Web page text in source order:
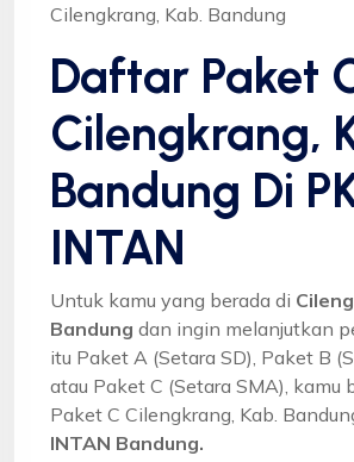
Cilengkrang, Kab. Bandung
Daftar Paket
Cilengkrang,
Bandung Di
INTAN
Untuk kamu yang berada di
Bandung dan ingin melanjutkan
itu Paket A (Setara SD), Paket B
atau Paket C (Setara SMA), kamu
Paket C Cilengkrang, Kab.
INTAN Bandung.